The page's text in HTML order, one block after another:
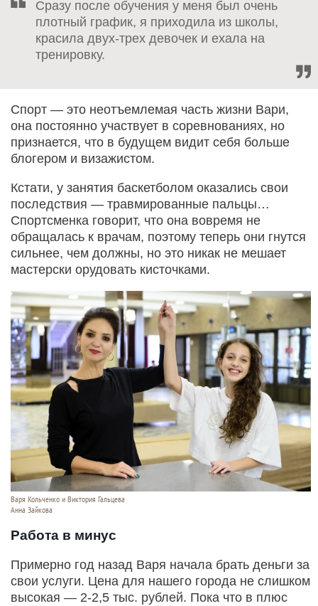
Сразу после обучения у меня был очень
плотный график, я приходила из школы,
красила двух-трех девочек и ехала на
тренировку.
Спорт — это неотъемлемая часть жизни Вари,
она постоянно участвует в соревнованиях, но
признается, что в будущем видит себя больше
блогером и визажистом.
Кстати, у занятия баскетболом оказались свои
последствия — травмированные пальцы…
Спортсменка говорит, что она вовремя не
обращалась к врачам, поэтому теперь они гнутся
сильнее, чем должны, но это никак не мешает
мастерски орудовать кисточками.
Варя Кольченко и Виктория Гальцева
Анна Зайкова
Работа в минус
Примерно год назад Варя начала брать деньги за
свои услуги. Цена для нашего города не слишком
высокая — 2-2,5 тыс. рублей. Пока что в плюс